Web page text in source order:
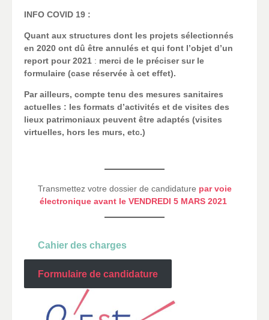
INFO COVID 19 :
Quant aux structures dont les projets sélectionnés
en 2020 ont dû être annulés et qui font l’objet d’un
report pour 2021 : merci de le préciser sur le
formulaire (case réservée à cet effet).
Par ailleurs, compte tenu des mesures sanitaires
actuelles : les formats d’activités et de visites des
lieux patrimoniaux peuvent être adaptés (visites
virtuelles, hors les murs, etc.)
Transmettez votre dossier de candidature par voie
électronique avant le VENDREDI 5 MARS 2021
Cahier des charges
Formulaire de candidature